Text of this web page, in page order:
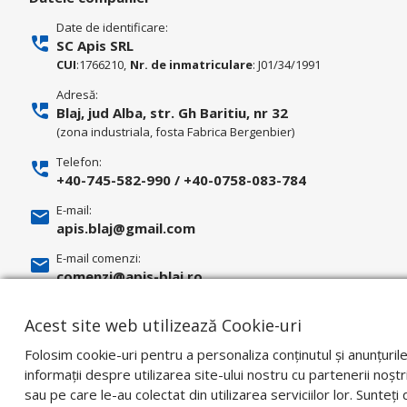
Date de identificare:
SC Apis SRL
CUI:1766210, Nr. de inmatriculare: J01/34/1991
Adresă:
Blaj, jud Alba, str. Gh Baritiu, nr 32
(zona industriala, fosta Fabrica Bergenbier)
Telefon:
+40-745-582-990 / +40-0758-083-784
E-mail:
apis.blaj@gmail.com
E-mail comenzi:
comenzi@apis-blaj.ro
facturari@apis-blaj.ro
Acest site web utilizează Cookie-uri
Folosim cookie-uri pentru a personaliza conținutul și
informații despre utilizarea site-ului nostru cu partenerii
sau pe care le-au colectat din utilizarea serviciilor lor.